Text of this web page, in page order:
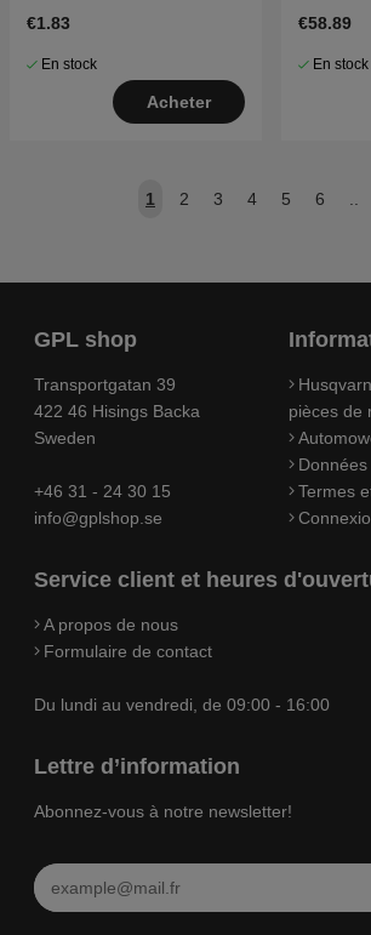
€1.83
En stock
Acheter
€58.89
En stock
1 2 3 4 5 6
GPL shop
Transportgatan 39
422 46 Hisings Backa
Sweden
+46 31 - 24 30 15
info@gplshop.se
pièces de
Termes
Service client et heures
A propos de nous
Formulaire de contact
Du lundi au vendredi, de 09:00 - 16:00
Lettre d’information
Abonnez-vous à notre newsletter!